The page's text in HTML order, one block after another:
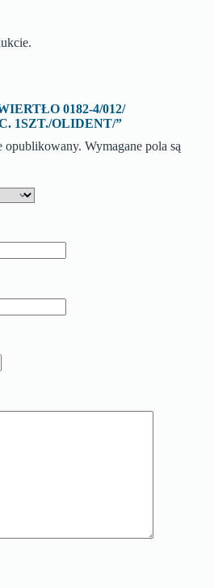
0182-4/012/
1SZT./OLIDENT/”
opublikowany. Wymagane pola są